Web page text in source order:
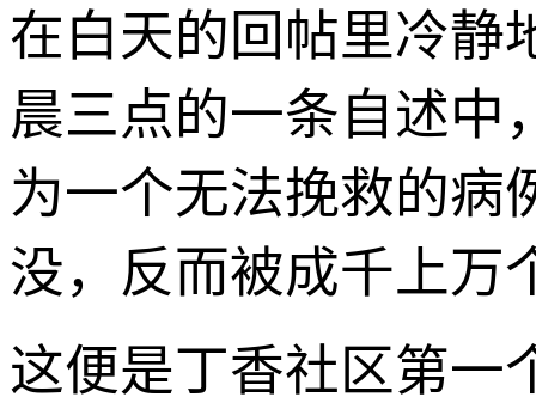
在白天的回帖里冷静
晨三点的一条自述中
为一个无法挽救的病
没，反而被成千上万
这便是丁香社区第一